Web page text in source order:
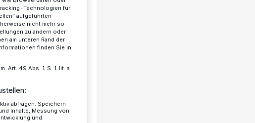
Technologien für
aufgeführten
nicht mehr so
zu ändern oder
am unteren Rand der
finden Sie in
Art. 49 Abs. 1 S. 1 lit. a
abfragen. Speichern
Inhalte, Messung von
und